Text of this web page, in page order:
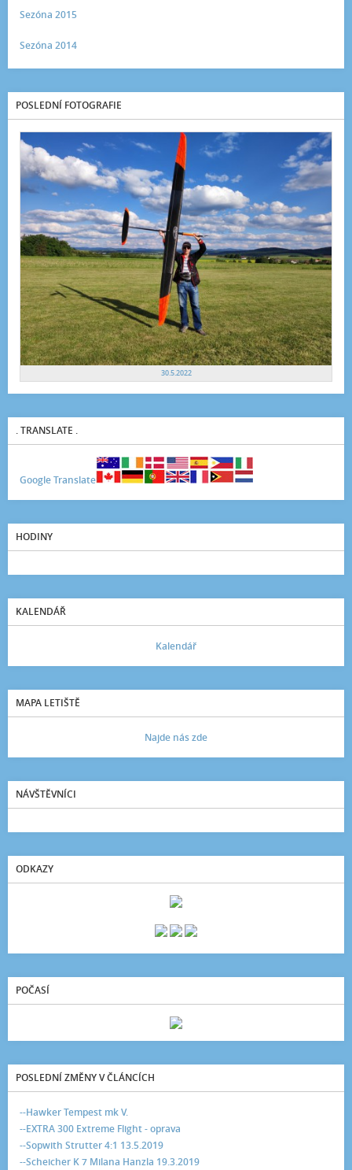
Sezóna 2015
Sezóna 2014
POSLEDNÍ FOTOGRAFIE
30.5.2022
. TRANSLATE .
Google Translate
HODINY
KALENDÁŘ
Kalendář
MAPA LETIŠTĚ
Najde nás zde
NÁVŠTĚVNÍCI
ODKAZY
POČASÍ
POSLEDNÍ ZMĚNY V ČLÁNCÍCH
--Hawker Tempest mk V.
--EXTRA 300 Extreme Flight - oprava
--Sopwith Strutter 4:1 13.5.2019
--Scheicher K 7 Milana Hanzla 19.3.2019